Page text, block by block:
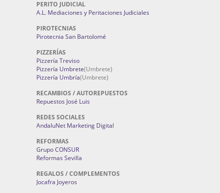
PERITO JUDICIAL
A.L. Mediaciones y Peritaciones Judiciales
PIROTECNIAS
Pirotecnia San Bartolomé
PIZZERÍAS
Pizzería Treviso
Pizzería Umbrete(Umbrete)
Pizzería Umbría(Umbrete)
RECAMBIOS / AUTOREPUESTOS
Repuestos José Luis
REDES SOCIALES
AndaluNet Marketing Digital
REFORMAS
Grupo CONSUR
Reformas Sevilla
REGALOS / COMPLEMENTOS
Jocafra Joyeros